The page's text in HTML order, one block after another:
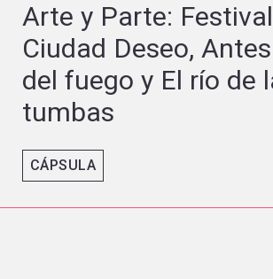
Arte y Parte: Festival
Ciudad Deseo, Antes
del fuego y El río de
tumbas
CÁPSULA